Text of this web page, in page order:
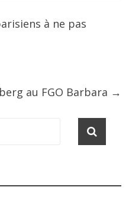
à ne pas
au FGO Barbara →